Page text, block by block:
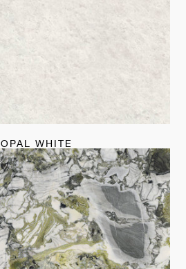
OPAL WHITE